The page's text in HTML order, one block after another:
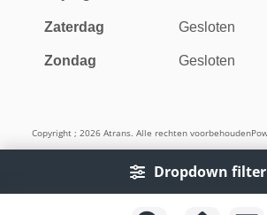
Dropdown filter
Zaterdag Gesloten
Zondag Gesloten
Copyright ; 2026 Atrans. Alle rechten voorbehouden